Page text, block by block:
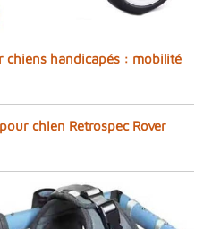
chiens handicapés : mobilité
chien Retrospec Rover